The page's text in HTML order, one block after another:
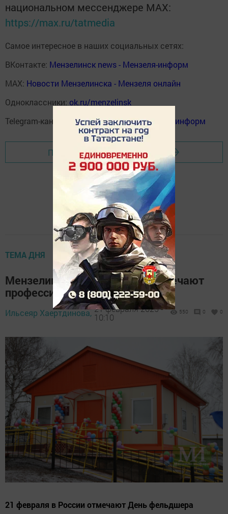
национальном мессенджере MАХ:
https://max.ru/tatmedia
Самое интересное в наших социальных сетях:
ВКонтакте: Мензелинск news - Мензеля-информ
MAX: Новости Мензелинска - Мензеля онлайн
Одноклассники: ok.ru/menzelinsk
Telegram-канал:
Мензелинск news - Мензеля-информ
Перейти на страницу новости
ТЕМА ДНЯ
Мензелинские фельдшеры отмечают
профессиональный праздник
Ильсеяр Хаертдинова, 21 февраля 2025 -
10:10
550 0 0
21 февраля в России отмечают День фельдшера